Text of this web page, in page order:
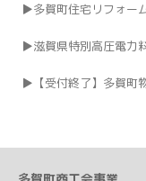
多賀町住宅リフォー
滋賀県特別高圧電力
【受付終了】多賀